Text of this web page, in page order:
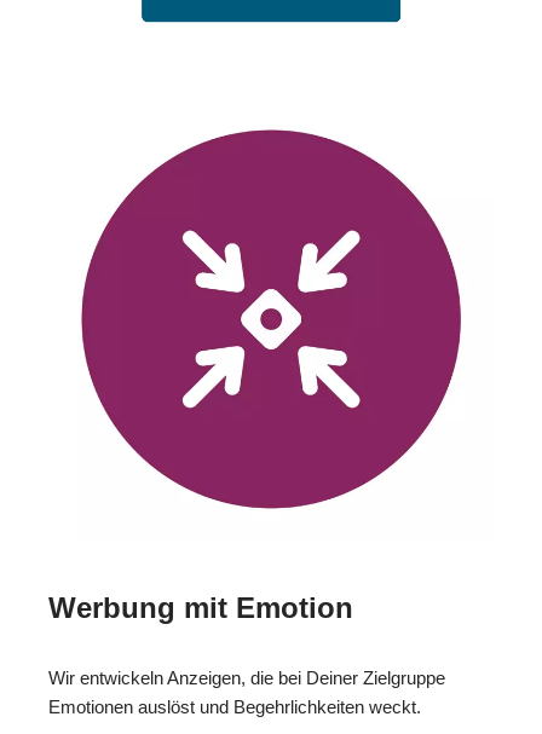
Werbung mit Emotion
Wir entwickeln Anzeigen, die bei Deiner Zielgruppe
Emotionen auslöst und Begehrlichkeiten weckt.